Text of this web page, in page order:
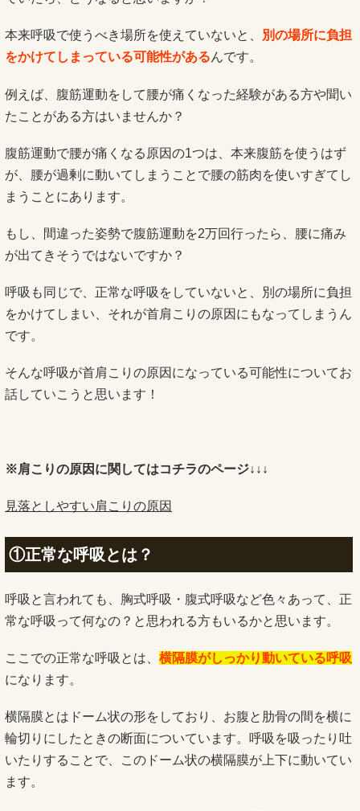
本来呼吸で使うべき場所を使えていないと、
別の場所に負担
をかけてしまっている可能性があるんです。
例えば、腹筋運動をして腰が痛くなった経験がある方や聞い
たことがある方はいませんか？
腹筋運動で腰が痛くなる原因の1つは、本来腹筋を使うはず
が、腰が過剰に動いてしまうことで腰の筋肉を使いすぎてし
まうことにあります。
もし、間違った姿勢で腹筋運動を2万回行ったら、腰に痛み
が出てきそうではないですか？
呼吸も同じで、正常な呼吸をしていないと、別の場所に負担
をかけてしまい、それが首肩こりの原因にもなってしまうん
です。
そんな呼吸が首肩こりの原因になっている可能性についてお
話していこうと思います！
※肩こりの原因に関してはコチラのページ↓↓↓
見落としやすい肩こりの原因
①正常な呼吸とは？
呼吸と言われても、胸式呼吸・腹式呼吸など色々あって、正
常な呼吸って何なの？と思われる方もいるかと思います。
ここでの正常な呼吸とは、 横隔膜がしっかり動いている呼吸
になります。
横隔膜とはドーム状の形をしており、お腹と肋骨の間を横に
輪切りにしたときの断面についています。呼吸を吸ったり吐
いたりすることで、このドーム状の横隔膜が上下に動いてい
ます。